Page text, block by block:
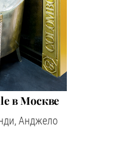
в Москве
Анджело